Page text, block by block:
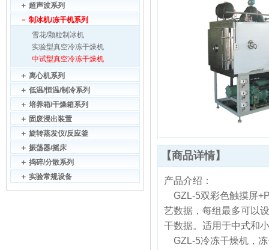
＋ 超声波系列
－ 制冰机/冻干机系列
雪花/颗粒制冰机
实验型真空冷冻干燥机
中试型真空冷冻干燥机
＋ 离心机系列
＋ 低温/恒温/制冷系列
＋ 培养箱/干燥箱系列
＋ 固废浸出装置
＋ 旋转蒸发仪/反应釜
＋ 振荡器/摇床
＋ 捣碎/分散系列
＋ 实验常规设备
【商品详情】
产品介绍：
GZL-5双彩色触摸屏
艺数据，每组最多可以
干数据。适用于中式和
GZL-5冷冻干燥机，